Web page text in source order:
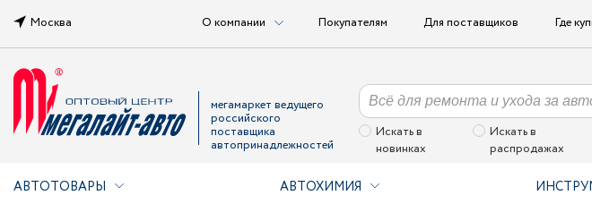
Москва О компании Покупателям Для поставщиков Где
мегамаркет ведущего
российского
поставщика
автопринадлежностей
Искать в
новинках
Искать в
распродажах
АВТОТОВАРЫ АВТОХИМИЯ